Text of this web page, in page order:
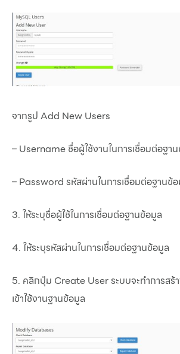
จากรูป Add New Users
– Username ชื่อผู้ใช้งานในการเชื่อมต่อฐา
– Password รหัสผ่านในการเชื่อมต่อฐานข้
3. ให้ระบุชื่อผู้ใช้ในการเชื่อมต่อฐานข้อมูล
4. ให้ระบุรหัสผ่านในการเชื่อมต่อฐานข้อมูล
5. คลิกปุ่ม Create User ระบบจะทำการสร้
เข้าใช้งานฐานข้อมูล